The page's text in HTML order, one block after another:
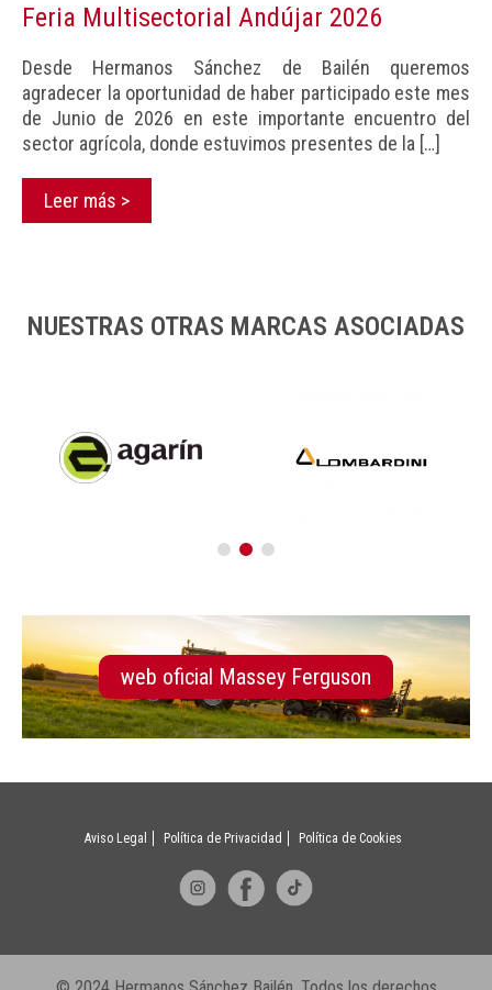
Feria Multisectorial Andújar 2026
Desde Hermanos Sánchez de Bailén queremos
agradecer la oportunidad de haber participado este mes
de Junio de 2026 en este importante encuentro del
sector agrícola, donde estuvimos presentes de la […]
Leer más >
NUESTRAS OTRAS MARCAS ASOCIADAS
web oficial Massey Ferguson
Aviso Legal Política de Privacidad Política de Cookies